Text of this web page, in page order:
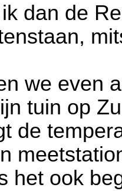
dan de
we even
tuin op
de
het ook